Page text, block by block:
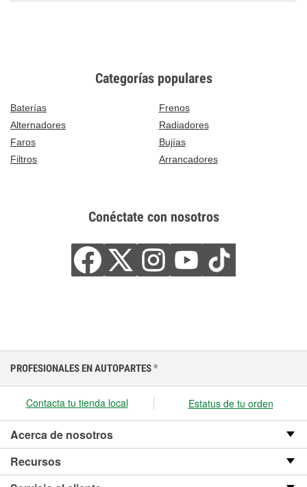
Categorías populares
Baterías
Frenos
Alternadores
Radiadores
Faros
Bujías
Filtros
Arrancadores
Conéctate con nosotros
PROFESIONALES EN AUTOPARTES ®
Contacta tu tienda local Estatus de tu orden
Acerca de nosotros
Recursos